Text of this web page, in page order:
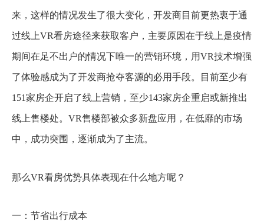
来，这样的情况发生了很大变化，开发商目前更热衷于通
过线上VR看房途径来获取客户，主要原因在于线上是疫情
期间在足不出户的情况下唯一的营销环境，用VR技术增强
了体验感成为了开发商抢夺客源的必用手段。目前至少有
151家房企开启了线上营销，至少143家房企重启或新推出
线上售楼处。VR售楼部被众多新盘应用，在低靡的市场
中，成功突围，逐渐成为了主流。
那么VR看房优势具体表现在什么地方呢？
一：节省出行成本